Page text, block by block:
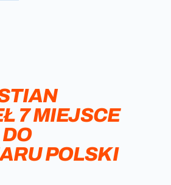
7 MIEJSCE
POLSKI